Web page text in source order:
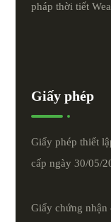
pháp thời tiết
Giấy phép
Giấy phép thiết
cấp ngày 30/05/
Giấy chứng